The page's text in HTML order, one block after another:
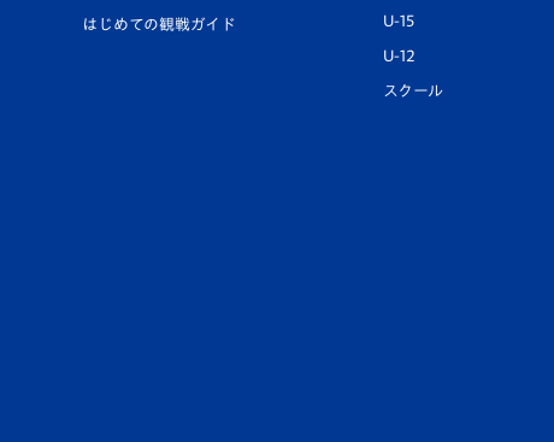
はじめての観戦ガイド U-15
U-12
スクール